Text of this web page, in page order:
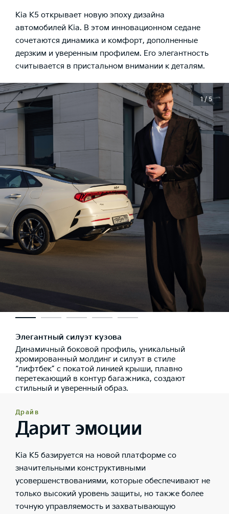
Kia K5 открывает новую эпоху дизайна
автомобилей Kia. В этом инновационном седане
сочетаются динамика и комфорт, дополненные
дерзким и уверенным профилем. Его элегантность
считывается в пристальном внимании к деталям.
Элегантный силуэт кузова
Динамичный боковой профиль, уникальный
хромированный молдинг и силуэт в стиле
“лифтбек” с покатой линией крыши, плавно
перетекающий в контур багажника, создают
стильный и уверенный образ.
1 / 5
Драйв
Дарит эмоции
Kia K5 базируется на новой платформе со
значительными конструктивными
усовершенствованиями, которые обеспечивают не
только высокий уровень защиты, но также более
точную управляемость и захватывающую